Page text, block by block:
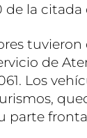
de la citada
tuvieron
de
Los
parte